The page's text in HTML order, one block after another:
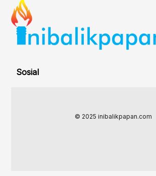
Sosial
© 2025 inibalikpapan.com